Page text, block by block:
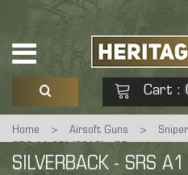
Cart :
See my basket
Home > Airsoft Guns >
SRS A1 22" (2018) - OD
SILVERBACK - SRS